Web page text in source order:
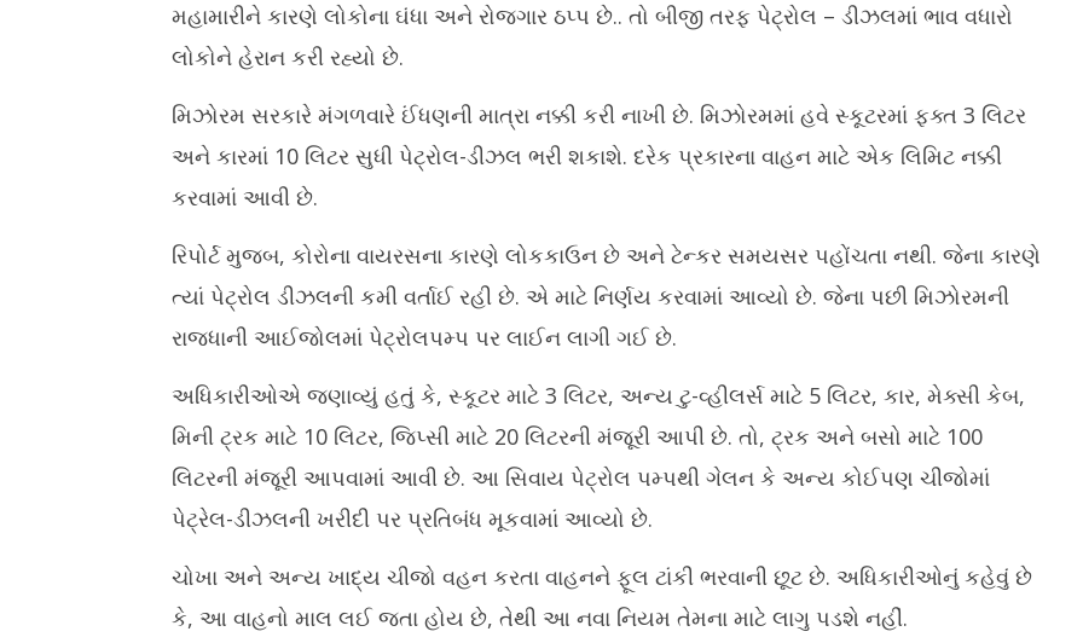
August
11,
2020
11,
August
મહામારીને કારણે લોકોના ઘંધા અને રોજગાર ઠપ્પ છે.. તો બીજી તરફ પેટ્રોલ – ડીઝલમાં ભાવ વધારો
લોકોને હેરાન કરી રહ્યો છે.
મિઝોરમ સરકારે મંગળવારે ઈંધણની માત્રા નક્કી કરી નાખી છે. મિઝોરમમાં હવે સ્કૂટરમાં ફક્ત 3 લિટર
અને કારમાં 10 લિટર સુધી પેટ્રોલ-ડીઝલ ભરી શકાશે. દરેક પ્રકારના વાહન માટે એક લિમિટ નક્કી
કરવામાં આવી છે.
રિપોર્ટ મુજબ, કોરોના વાયરસના કારણે લોકકાઉન છે અને ટેન્કર સમયસર પહોંચતા નથી. જેના કારણે
ત્યાં પેટ્રોલ ડીઝલની કમી વર્તાઈ રહી છે. એ માટે નિર્ણય કરવામાં આવ્યો છે. જેના પછી મિઝોરમની
રાજધાની આઈજોલમાં પેટ્રોલપમ્પ પર લાઈન લાગી ગઈ છે.
અધિકારીઓએ જણાવ્યું હતું કે, સ્કૂટર માટે 3 લિટર, અન્ય ટુ-વ્હીલર્સ માટે 5 લિટર, કાર, મેક્સી કેબ,
મિની ટ્રક માટે 10 લિટર, જિપ્સી માટે 20 લિટરની મંજૂરી આપી છે. તો, ટ્રક અને બસો માટે 100
લિટરની મંજૂરી આપવામાં આવી છે. આ સિવાય પેટ્રોલ પમ્પથી ગેલન કે અન્ય કોઈપણ ચીજોમાં
પેટ્રેલ-ડીઝલની ખરીદી પર પ્રતિબંધ મૂકવામાં આવ્યો છે.
ચોખા અને અન્ય ખાદ્ય ચીજો વહન કરતા વાહનને ફૂલ ટાંકી ભરવાની છૂટ છે. અધિકારીઓનું કહેવું છે
કે, આ વાહનો માલ લઈ જતા હોય છે, તેથી આ નવા નિયમ તેમના માટે લાગુ પડશે નહીં.